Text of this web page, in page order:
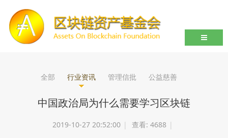
导航切
全部 行业资讯 管理信批 公益慈善
中国政治局为什么需要学习区块链
2019-10-27 20:52:00 | 查看: 4688 |